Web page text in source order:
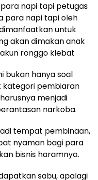
napi tapi petugas
para napi tapi oleh
untuk
akan dimakan anak
ronggo klebat
bukan hanya soal
kategori pembiaran
menjadi
narkoba.
tempat pembinaan,
nyaman bagi para
bisnis haramnya.
sabu, apalagi